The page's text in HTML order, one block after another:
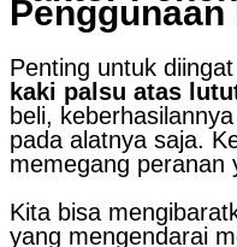
Penting untuk
kaki palsu atas
beli,
pada alatnya saja.
memegang peranan
Kita bisa
yang mengendarai